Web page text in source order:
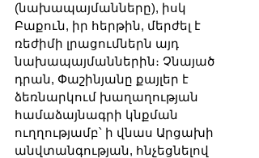
(նախապայմանները), իսկ
Բաքուն, իր հերթին, մերժել է
ռեժիմի լրացումներն այդ
նախապայմաններին։ Չնայած
դրան, Փաշինյանը քայլեր է
ձեռնարկում խաղաղության
համաձայնագրի կնքման
ուղղությամբ՝ ի վնաս Արցախի
անվտանգության, հնչեցնելով